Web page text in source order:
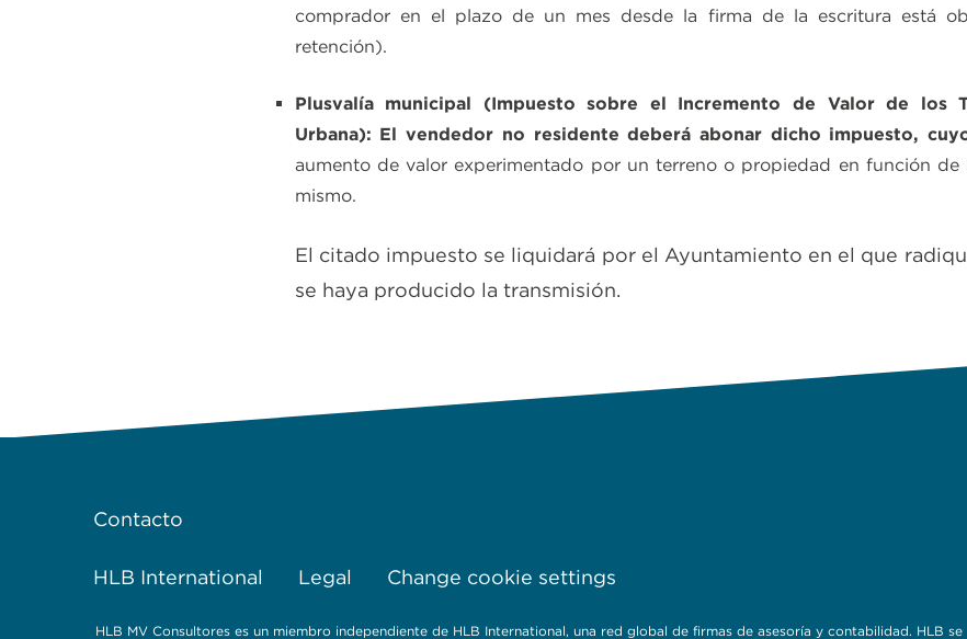
comprador en el plazo de un mes desde la firma de la escritura está
retención).
Plusvalía municipal (Impuesto sobre el Incremento de Valor de los
Urbana): El vendedor no residente deberá abonar dicho impuesto,
aumento de valor experimentado por un terreno o propiedad en función de
mismo.
El citado impuesto se liquidará por el Ayuntamiento en el que
se haya producido la transmisión.
Contacto
HLB International Legal Change cookie settings
HLB MV Consultores es un miembro independiente de HLB International, una red global de firmas de asesoría y contabilidad. HLB se